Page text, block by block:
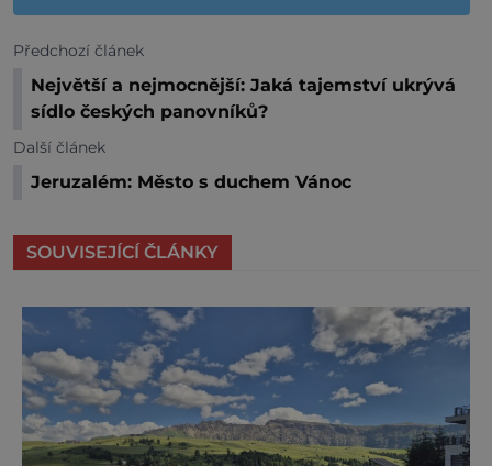
Předchozí článek
Největší a nejmocnější: Jaká tajemství ukrývá
sídlo českých panovníků?
Další článek
Jeruzalém: Město s duchem Vánoc
SOUVISEJÍCÍ ČLÁNKY